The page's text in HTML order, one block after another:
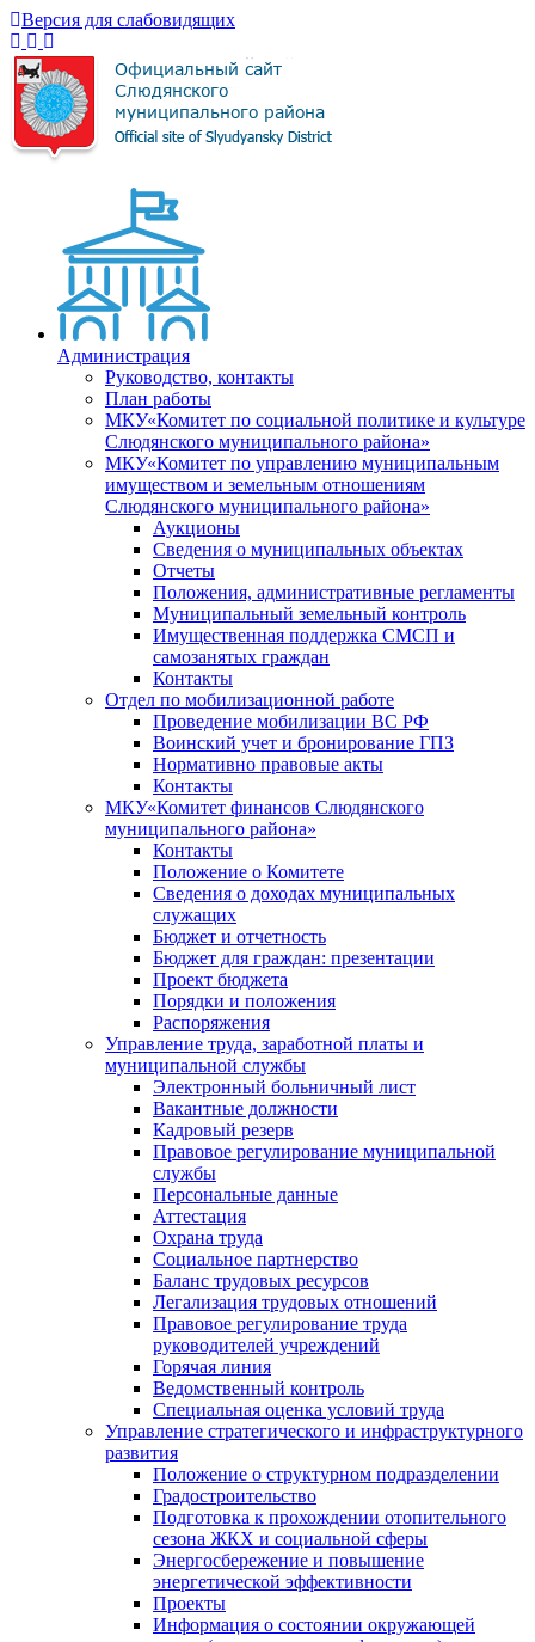
Версия для слабовидящих
Администрация
Руководство, контакты
План работы
МКУ«Комитет по социальной политике и культуре
Слюдянского муниципального района»
МКУ«Комитет по управлению муниципальным
имуществом и земельным отношениям
Слюдянского муниципального района»
Аукционы
Сведения о муниципальных объектах
Отчеты
Положения, административные регламенты
Муниципальный земельный контроль
Имущественная поддержка СМСП и
самозанятых граждан
Контакты
Отдел по мобилизационной работе
Проведение мобилизации ВС РФ
Воинский учет и бронирование ГПЗ
Нормативно правовые акты
Контакты
МКУ«Комитет финансов Слюдянского
муниципального района»
Контакты
Положение о Комитете
Сведения о доходах муниципальных
служащих
Бюджет и отчетность
Бюджет для граждан: презентации
Проект бюджета
Порядки и положения
Распоряжения
Управление труда, заработной платы и
муниципальной службы
Электронный больничный лист
Вакантные должности
Кадровый резерв
Правовое регулирование муниципальной
службы
Персональные данные
Аттестация
Охрана труда
Социальное партнерство
Баланс трудовых ресурсов
Легализация трудовых отношений
Правовое регулирование труда
руководителей учреждений
Горячая линия
Ведомственный контроль
Специальная оценка условий труда
Управление стратегического и инфраструктурного
развития
Положение о структурном подразделении
Градостроительство
Подготовка к прохождении отопительного
сезона ЖКХ и социальной сферы
Энергосбережение и повышение
энергетической эффективности
Проекты
Информация о состоянии окружающей